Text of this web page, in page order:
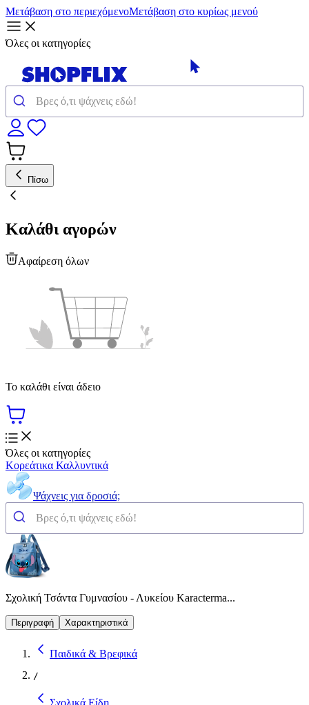
Μετάβαση στο περιεχόμενοΜετάβαση στο κυρίως μενού
Όλες οι κατηγορίες
Πίσω
Καλάθι αγορών
Αφαίρεση όλων
Το καλάθι είναι άδειο
Όλες οι κατηγορίες
Κορεάτικα Καλλυντικά
Ψάχνεις για δροσιά;
Σχολική Τσάντα Γυμνασίου - Λυκείου Karacterma...
Περιγραφή Χαρακτηριστικά
Παιδικά & Βρεφικά
/
Σχολικά Είδη